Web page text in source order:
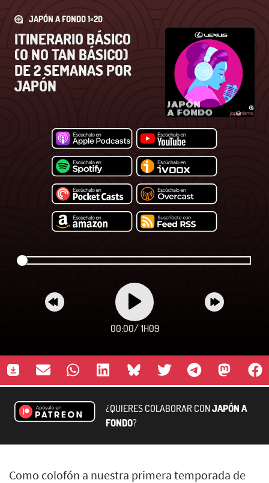
JAPÓN A FONDO 1×20
ITINERARIO BÁSICO
(O NO TAN BÁSICO)
DE 2 SEMANAS POR
JAPÓN
00:00/ 1H09
¿QUIERES COLABORAR CONJAPÓN A
FONDO?
Como colofón a nuestra primera temporada de